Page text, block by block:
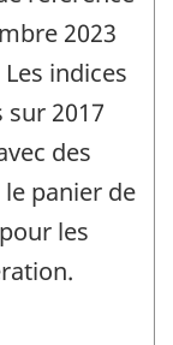
2023
indices
2017
des
panier de
les